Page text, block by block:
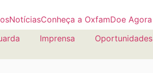
NotíciasConheça a OxfamDoe Agora
Imprensa Oportunidades